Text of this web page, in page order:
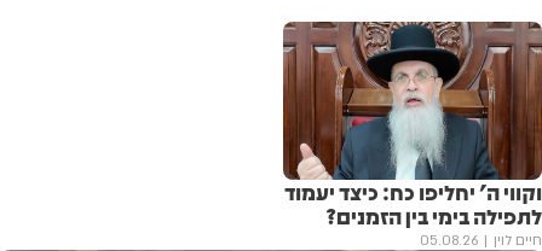
וקווי ה' יחליפו כח: כיצד יעמוד
לתפילה בימי בין הזמנים?
חיים לוין 05.08.26